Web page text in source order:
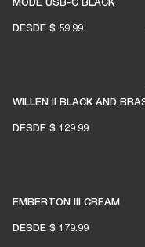
DESDE $ 59.99
WILLEN II BLACK AND
DESDE $ 129.99
EMBERTON III CREAM
DESDE $ 179.99